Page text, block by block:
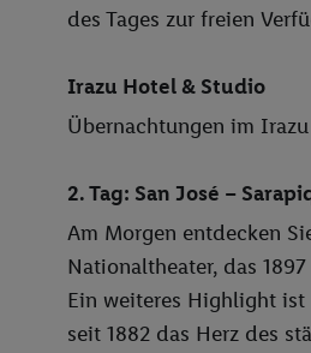
des Tages zur freien
Irazu Hotel & Studio
Übernachtungen im Irazu
2. Tag: San José –
Am Morgen entdecken
Nationaltheater, das
Ein weiteres Highlight
seit 1882 das Herz des